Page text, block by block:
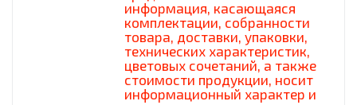
информация, касающаяся
комплектации, собранности
товара, доставки, упаковки,
технических характеристик,
цветовых сочетаний, а также
стоимости продукции, носит
информационный характер и